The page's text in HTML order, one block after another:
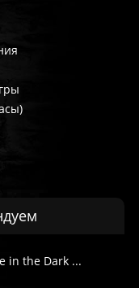
in the Dark ...